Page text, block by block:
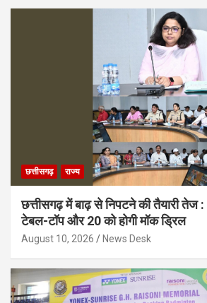
छत्तीसगढ़ राज्य
छत्तीसगढ़ में बाढ़ से निपटने की तैयारी तेज
टेबल-टॉप और 20 को होगी मॉक ड्रिल
August 10, 2026 News Desk